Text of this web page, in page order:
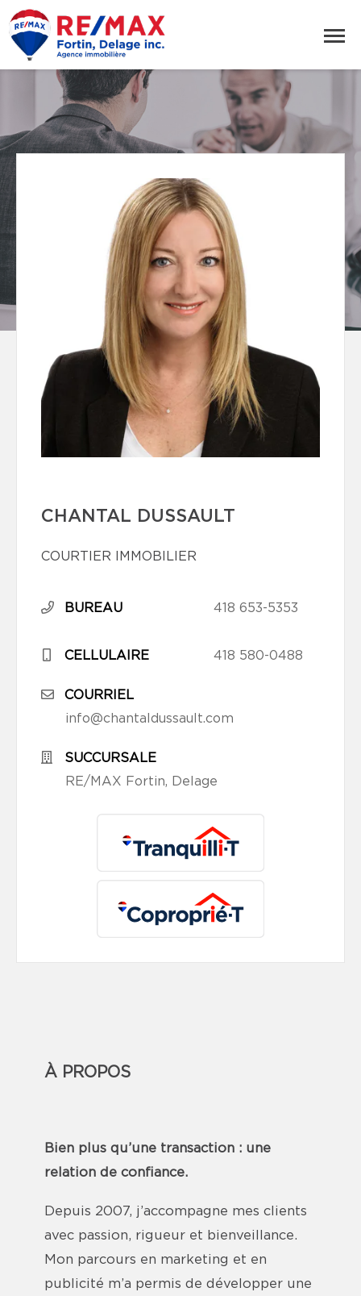
CHANTAL DUSSAULT
COURTIER IMMOBILIER
BUREAU 418 653-5353
CELLULAIRE 418 580-0488
COURRIEL
info@chantaldussault.com
SUCCURSALE
RE/MAX Fortin, Delage
À PROPOS
Bien plus qu’une transaction : une
relation de confiance.
Depuis 2007, j’accompagne mes clients
avec passion, rigueur et bienveillance.
Mon parcours en marketing et en
publicité m’a permis de développer une